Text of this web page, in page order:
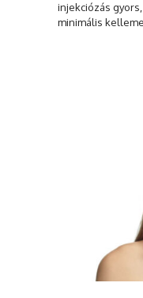
injekciózás
minimális